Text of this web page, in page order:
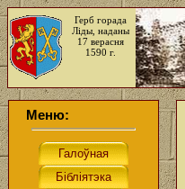
Герб горада
Ліды, наданы
17 верасня
1590 г.
Меню: